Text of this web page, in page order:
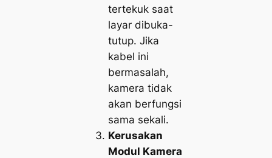
tertekuk saat
layar dibuka-
tutup. Jika
kabel ini
bermasalah,
kamera tidak
akan berfungsi
sama sekali.
Kerusakan
Modul Kamera